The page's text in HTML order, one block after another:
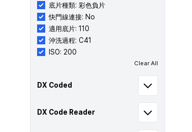
底片種類: 彩色負片
快門線連接: No
適用底片: 110
沖洗過程: C41
ISO: 200
Clear All
DX Coded
DX Code Reader